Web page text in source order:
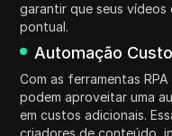
garantir que seus
pontual.
Automação
Com as ferramentas
podem aproveitar uma
em custos adicionais.